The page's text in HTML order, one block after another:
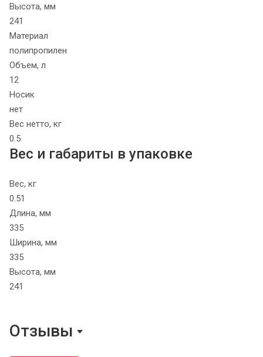
Высота, мм
241
Материал
полипропилен
Объем, л
12
Носик
нет
Вес нетто, кг
0.5
Вес и габариты в упаковке
Вес, кг
0.51
Длина, мм
335
Ширина, мм
335
Высота, мм
241
Отзывы